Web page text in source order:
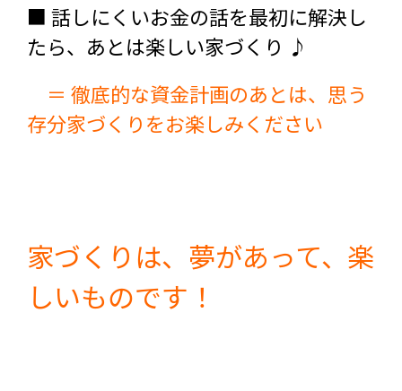
■ 話しにくいお金の話を最初に解決し
たら、あとは楽しい家づくり ♪
＝ 徹底的な資金計画のあとは、思う
存分家づくりをお楽しみください
家づくりは、夢があって、楽
しいものです！